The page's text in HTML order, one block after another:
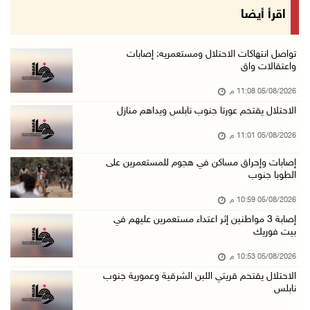
الرئيس يقلد عائلة القائد الوطني الراحل أحمد ع ...
باسم الرئيس: وزير الداخلية يمنح العميد جيسون ...
الاحتلال يقتحم كفر مالك ودير جرير ومستعمرون ي ...
"التربية" تخرج الفوج الأول من مدربي المعلمين ...
05/آب/2026 06:44 م
عبد السلام السيد يفوز بترشيح الديمقراطيين لمج ...
05/آب/2026 06:43 م
الهلال الأحمر: 8 إصابات إثر اعتداء الاحتلال ...
مخطط استعماري جديد في "جيلو" يهدد بعزل القدس ...
05/آب/2026 06:10 م
اقرأ أيضا
تواصل انتهاكات الاحتلال ومستعمريه: إصابات
واعتقالات واق
05/08/2026 11:08 م
الاحتلال يقتحم عورتا جنوب نابلس ويداهم منازل
05/08/2026 11:01 م
إصابات وإحراق مساكن في هجوم للمستعمرين على
الطوبا جنوب
05/08/2026 10:59 م
إصابة 3 مواطنين إثر اعتداء مستعمرين عليهم في
بيت فوريك
05/08/2026 10:53 م
الاحتلال يقتحم قريتي اللبن الشرقية وعمورية جنوب
نابلس